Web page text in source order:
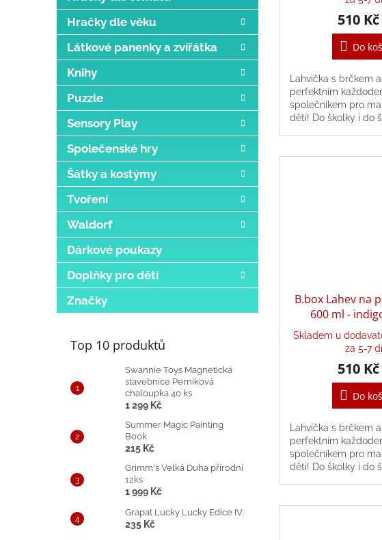
Hračky dle věku
Látkové panenky a zvířátka
Knihy
Puzzle
Sensory Play
Společenské hry
Šátky a kostýmy
Tvoření
Waldorf
Dárkové poukazy
Doplňky pro děti
Značky
Top 10 produktů
Swannie Toys Magnetická
stavebnice Perníková
chaloupka 40 ks
1 299 Kč
Summer Magic Painting
Book
215 Kč
Grimm's Velká Duha přírodní
12ks
1 999 Kč
Grapat Lucky Lucky Edice IV.
235 Kč
510 Kč
Do
Lahvička s brčkem
perfektním
společníkem pro
děti! Do školky i do
B.box Lahev na
600 ml -
Skladem u
za 5-7
510 Kč
Do
Lahvička s brčkem
perfektním
společníkem pro
děti! Do školky i do